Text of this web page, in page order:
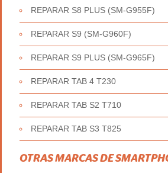
REPARAR S8 PLUS (SM-G955F)
REPARAR S9 (SM-G960F)
REPARAR S9 PLUS (SM-G965F)
REPARAR TAB 4 T230
REPARAR TAB S2 T710
REPARAR TAB S3 T825
OTRAS MARCAS DE